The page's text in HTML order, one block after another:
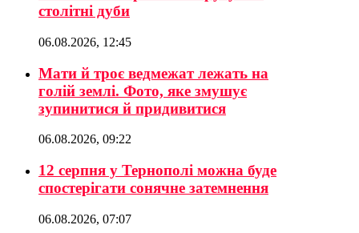
столітні дуби
06.08.2026, 12:45
Мати й троє ведмежат лежать на
голій землі. Фото, яке змушує
зупинитися й придивитися
06.08.2026, 09:22
12 серпня у Тернополі можна буде
спостерігати сонячне затемнення
06.08.2026, 07:07